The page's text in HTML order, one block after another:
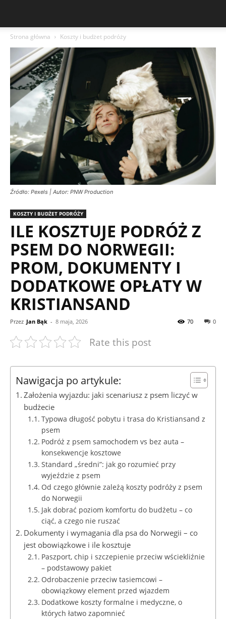
Strona główna Koszty i budżet podróży
Źródło: Pexels | Autor: PNW Production
KOSZTY I BUDŻET PODRÓŻY
ILE KOSZTUJE PODRÓŻ Z
PSEM DO NORWEGII:
PROM, DOKUMENTY I
DODATKOWE OPŁATY W
KRISTIANSAND
Przez Jan Bąk - 8 maja, 2026 0
70
Rate this post
Nawigacja po artykule:
Założenia wyjazdu: jaki scenariusz z psem liczyć w
budżecie
Typowa długość pobytu i trasa do Kristiansand z
psem
Podróż z psem samochodem vs bez auta –
konsekwencje kosztowe
Standard „średni”: jak go rozumieć przy
wyjeździe z psem
Od czego głównie zależą koszty podróży z psem
do Norwegii
Jak dobrać poziom komfortu do budżetu – co
ciąć, a czego nie ruszać
Dokumenty i wymagania dla psa do Norwegii – co
jest obowiązkowe i ile kosztuje
Paszport, chip i szczepienie przeciw wściekliźnie
– podstawowy pakiet
Odrobaczenie przeciw tasiemcowi –
obowiązkowy element przed wjazdem
Dodatkowe koszty formalne i medyczne, o
których łatwo zapomnieć